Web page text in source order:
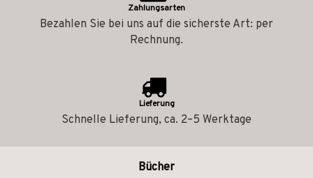
Zahlungsarten
Bezahlen Sie bei uns auf die sicherste Art: per
Rechnung.
Lieferung
Schnelle Lieferung, ca. 2–5 Werktage
Bücher